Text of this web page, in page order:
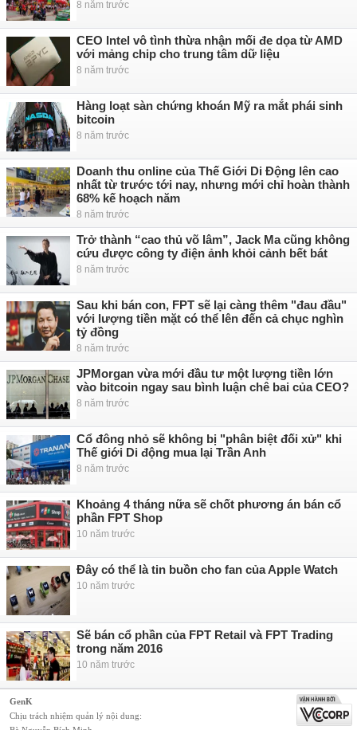
8 năm trước
CEO Intel vô tình thừa nhận mối đe dọa từ AMD
với mảng chip cho trung tâm dữ liệu
8 năm trước
Hàng loạt sàn chứng khoán Mỹ ra mắt phái sinh
bitcoin
8 năm trước
Doanh thu online của Thế Giới Di Động lên cao
nhất từ trước tới nay, nhưng mới chỉ hoàn thành
68% kế hoạch năm
8 năm trước
Trở thành “cao thủ võ lâm”, Jack Ma cũng không
cứu được công ty điện ảnh khỏi cảnh bết bát
8 năm trước
Sau khi bán con, FPT sẽ lại càng thêm "đau đầu"
với lượng tiền mặt có thể lên đến cả chục nghìn
tỷ đồng
8 năm trước
JPMorgan vừa mới đầu tư một lượng tiền lớn
vào bitcoin ngay sau bình luận chê bai của CEO?
8 năm trước
Cổ đông nhỏ sẽ không bị "phân biệt đối xử" khi
Thế giới Di động mua lại Trần Anh
8 năm trước
Khoảng 4 tháng nữa sẽ chốt phương án bán cổ
phần FPT Shop
10 năm trước
Đây có thể là tin buồn cho fan của Apple Watch
10 năm trước
Sẽ bán cổ phần của FPT Retail và FPT Trading
trong năm 2016
10 năm trước
GenK
Chịu trách nhiệm quản lý nội dung: